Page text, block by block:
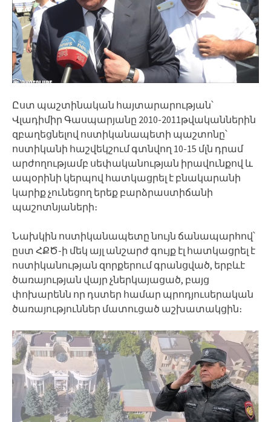
Ըստ պաշտինական հայտարարության՝
Վլադիմիր Գասպարյանը 2010-2011թվականներին
զբաղեցնելով ոստիկանապետի պաշտոնը՝
ոստիկանի հաշվեկշում գտնվող 10-15 մլն դրամ
արժողությամբ սեփականության իրավունքով և
ապօրինի կերպով հատկացրել է բնակարանի
կարիք չունեցող երեք բարձրաստիճանի
պաշոտնյաների։
Նախկին ոստիկանապետը նույն ճանապարհով՝
ըստ ՀՔԾ-ի մեկ այլ անշարժ գույք էլ հատկացրել է
ոստիկանության զորքերում գրանցված, երբևէ
ծառայության վայր չներկայացած, բայց
փոխարենն որ դստեր համար պրոդյուսերական
ծառայություններ մատուցած աշխատակցին։